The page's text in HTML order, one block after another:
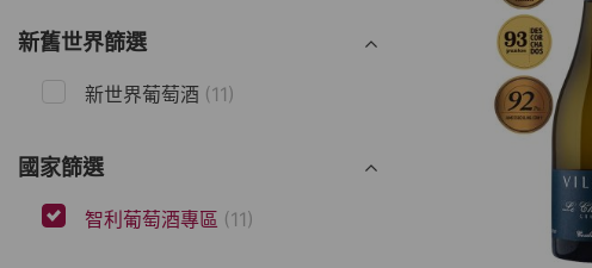
新舊世界篩選
新世界葡萄酒 (11)
國家篩選
智利葡萄酒專區 (11)